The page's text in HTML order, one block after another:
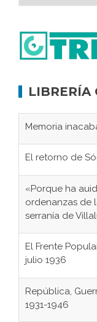
LIBRERÍA
Memoria
El retorno de
«Porque ha
ordenanzas de
serranía de
El Frente
julio 1936
República,
1931-1946